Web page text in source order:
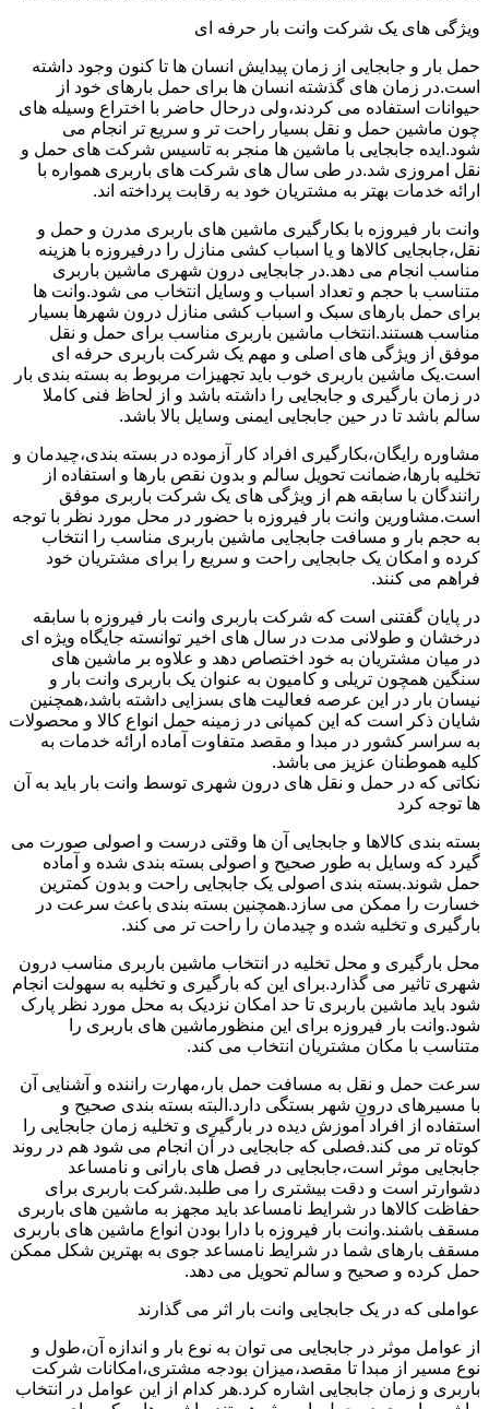
ویژگی های یک شرکت وانت بار حرفه ای
حمل بار و جابجایی از زمان پیدایش انسان ها تا کنون وجود داشته
است.در زمان های گذشته انسان ها برای حمل بارهای خود از
حیوانات استفاده می کردند،ولی درحال حاضر با اختراع وسیله های
چون ماشین حمل و نقل بسیار راحت تر و سریع تر انجام می
شود.ایده جابجایی با ماشین ها منجر به تاسیس شرکت های حمل و
نقل امروزی شد.در طی سال های شرکت های باربری همواره با
ارائه خدمات بهتر به مشتریان خود به رقابت پرداخته اند.
وانت بار فیروزه با بکارگیری ماشین های باربری مدرن و حمل و
نقل،جابجایی کالاها و یا اسباب کشی منازل را درفیروزه با هزینه
مناسب انجام می دهد.در جابجایی درون شهری ماشین باربری
متناسب با حجم و تعداد اسباب و وسایل انتخاب می شود.وانت ها
برای حمل بارهای سبک و اسباب کشی منازل درون شهرها بسیار
مناسب هستند.انتخاب ماشین باربری مناسب برای حمل و نقل
موفق از ویژگی های اصلی و مهم یک شرکت باربری حرفه ای
است.یک ماشین باربری خوب باید تجهیزات مربوط به بسته بندی بار
در زمان بارگیری و جابجایی را داشته باشد و از لحاظ فنی کاملا
سالم باشد تا در حین جابجایی ایمنی وسایل بالا باشد.
مشاوره رایگان،بکارگیری افراد کار آزموده در بسته بندی،چیدمان و
تخلیه بارها،ضمانت تحویل سالم و بدون نقص بارها و استفاده از
رانندگان با سابقه هم از ویژگی های یک شرکت باربری موفق
است.مشاورین وانت بار فیروزه با حضور در محل مورد نظر با توجه
به حجم بار و مسافت جابجایی ماشین باربری مناسب را انتخاب
کرده و امکان یک جابجایی راحت و سریع را برای مشتریان خود
فراهم می کنند.
در پایان گفتنی است که شرکت باربری وانت بار فیروزه با سابقه
درخشان و طولانی مدت در سال های اخیر توانسته جایگاه ویژه ای
در میان مشتریان به خود اختصاص دهد و علاوه بر ماشین های
سنگین همچون تریلی و کامیون به عنوان یک باربری وانت بار و
نیسان بار در این عرصه فعالیت های بسزایی داشته باشد،همچنین
شایان ذکر است که این کمپانی در زمینه حمل انواع کالا و محصولات
به سراسر کشور در مبدا و مقصد متفاوت آماده ارائه خدمات به
کلیه هموطنان عزیز می باشد.
نکاتی که در حمل و نقل های درون شهری توسط وانت بار باید به آن
ها توجه کرد
بسته بندی کالاها و جابجایی آن ها وقتی درست و اصولی صورت می
گیرد که وسایل به طور صحیح و اصولی بسته بندی شده و آماده
حمل شوند.بسته بندی اصولی یک جابجایی راحت و بدون کمترین
خسارت را ممکن می سازد.همچنین بسته بندی باعث سرعت در
بارگیری و تخلیه شده و چیدمان را راحت تر می کند.
محل بارگیری و محل تخلیه در انتخاب ماشین باربری مناسب درون
شهری تاثیر می گذارد.برای این که بارگیری و تخلیه به سهولت انجام
شود باید ماشین باربری تا حد امکان نزدیک به محل مورد نظر پارک
شود.وانت بار فیروزه برای این منظورماشین های باربری را
متناسب با مکان مشتریان انتخاب می کند.
سرعت حمل و نقل به مسافت حمل بار،مهارت راننده و آشنایی آن
با مسیرهای درون شهر بستگی دارد.البته بسته بندی صحیح و
استفاده از افراد آموزش دیده در بارگیری و تخلیه زمان جابجایی را
کوتاه تر می کند.فصلی که جابجایی در آن انجام می شود هم در روند
جابجایی موثر است،جابجایی در فصل های بارانی و نامساعد
دشوارتر است و دقت بیشتری را می طلبد.شرکت باربری برای
حفاظت کالاها در شرایط نامساعد باید مجهز به ماشین های باربری
مسقف باشند.وانت بار فیروزه با دارا بودن انواع ماشین های باربری
مسقف بارهای شما در شرایط نامساعد جوی به بهترین شکل ممکن
حمل کرده و صحیح و سالم تحویل می دهد.
عواملی که در یک جابجایی وانت بار اثر می گذارند
از عوامل موثر در جابجایی می توان به نوع بار و اندازه آن،طول و
نوع مسیر از مبدا تا مقصد،میزان بودجه مشتری،امکانات شرکت
باربری و زمان جابجایی اشاره کرد.هر کدام از این عوامل در انتخاب